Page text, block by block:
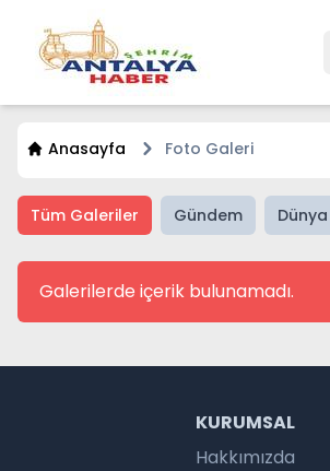
Anasayfa Foto Galeri
Tüm Galeriler Gündem Dünya
Galerilerde içerik bulunamadı.
KURUMSAL
Hakkımızda